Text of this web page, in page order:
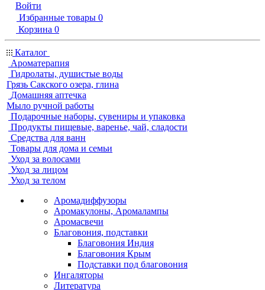
Войти
Избранные товары 0
Корзина 0
Каталог
Ароматерапия
Гидролаты, душистые воды
Грязь Сакского озера, глина
Домашняя аптечка
Мыло ручной работы
Подарочные наборы, сувениры и упаковка
Продукты пищевые, варенье, чай, сладости
Средства для ванн
Товары для дома и семьи
Уход за волосами
Уход за лицом
Уход за телом
Аромадиффузоры
Аромакулоны, Аромалампы
Аромасвечи
Благовония, подставки
Благовония Индия
Благовония Крым
Подставки под благовония
Ингаляторы
Литература